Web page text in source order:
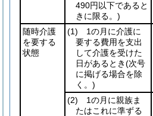
490円以下であると
きに限る。)
随時介護
を要する
状態
(1) 1の月に介護に
要する費用を支出
して介護を受けた
日があるとき(次号
に掲げる場合を除
く。)
(2) 1の月に親族ま
たはこれに準ずる